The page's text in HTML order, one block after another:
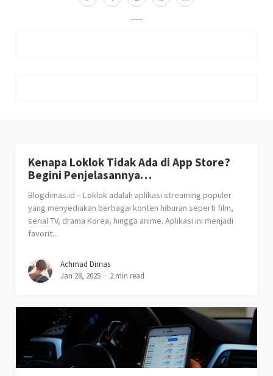
Kenapa Loklok Tidak Ada di App Store?
Begini Penjelasannya…
Blogdimas.id – Loklok adalah aplikasi streaming populer
yang menyediakan berbagai konten hiburan seperti film,
serial TV, drama Korea, hingga anime. Aplikasi ini menjadi
favorit...
Achmad Dimas
Jan 28, 2025
2 min read